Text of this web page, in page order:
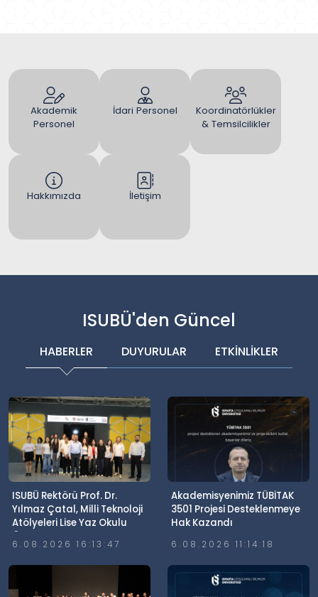
Akademik
Personel
İdari Personel
Koordinatörlükler
& Temsilcilikler
Hakkımızda İletişim
ISUBÜ'den Güncel
HABERLER DUYURULAR ETKİNLİKLER
ISUBÜ Rektörü Prof. Dr.
Yılmaz Çatal, Milli Teknoloji
Atölyeleri Lise Yaz Okulu
Öğrencileriyle Buluştu
6.08.2026 16:13:47
Akademisyenimiz TÜBİTAK
3501 Projesi Desteklenmeye
Hak Kazandı
6.08.2026 11:14:18